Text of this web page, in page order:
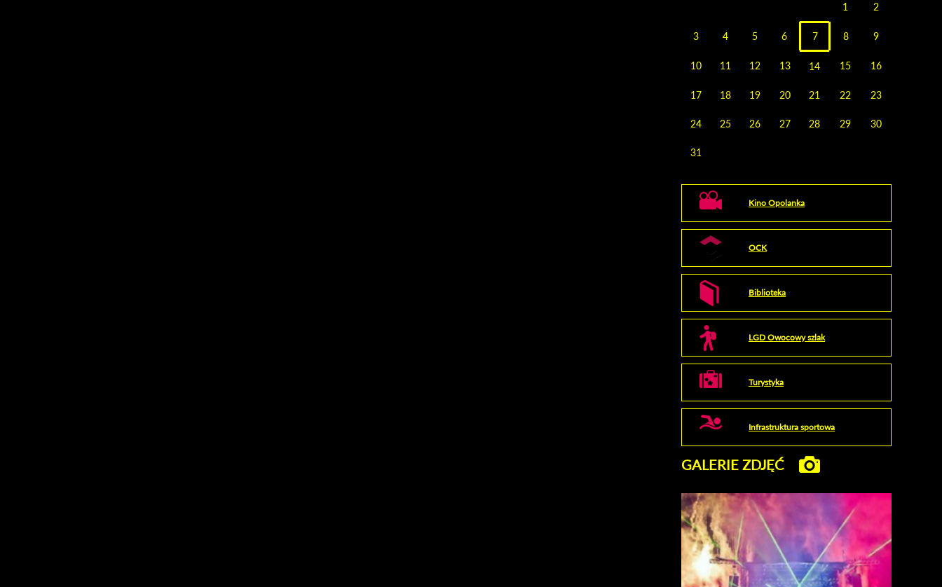
1 2
3 4 5 6 7 8 9
10 11 12 13 14 15 16
17 18 19 20 21 22 23
24 25 26 27 28 29 30
31
Kino Opolanka
OCK
Biblioteka
LGD Owocowy szlak
Turystyka
Infrastruktura sportowa
GALERIE ZDJĘĆ